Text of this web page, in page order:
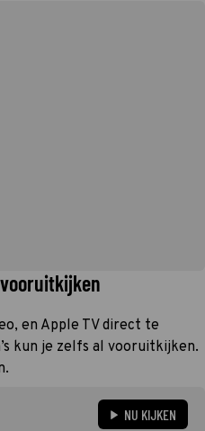
en Apple TV direct te
kun je zelfs al vooruitkijken.
NU KIJKEN